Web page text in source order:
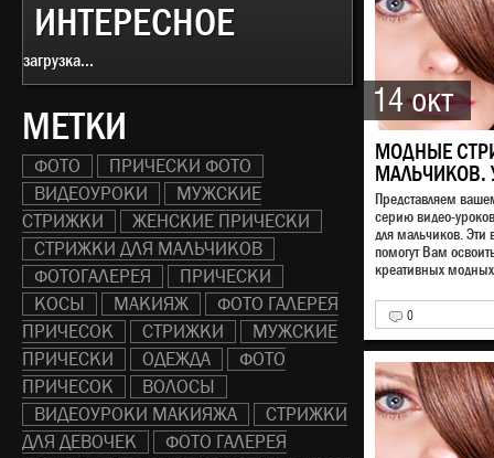
ИНТЕРЕСНОЕ
загрузка...
МЕТКИ
ФОТО
ПРИЧЕСКИ ФОТО
ВИДЕОУРОКИ
МУЖСКИЕ
СТРИЖКИ
ЖЕНСКИЕ ПРИЧЕСКИ
СТРИЖКИ ДЛЯ МАЛЬЧИКОВ
ФОТОГАЛЕРЕЯ
ПРИЧЕСКИ
КОСЫ
МАКИЯЖ
ФОТО ГАЛЕРЕЯ
ПРИЧЕСОК
СТРИЖКИ
МУЖСКИЕ
ПРИЧЕСКИ
ОДЕЖДА
ФОТО
ПРИЧЕСОК
ВОЛОСЫ
ВИДЕОУРОКИ МАКИЯЖА
СТРИЖКИ
ДЛЯ ДЕВОЧЕК
ФОТО ГАЛЕРЕЯ
14 окт
МОДНЫЕ
МАЛЬЧИКОВ.
Представляем
серию видео-
для мальчиков. Эти
помогут Вам
креативных
0